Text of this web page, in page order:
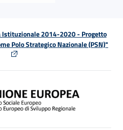
Istituzionale 2014-2020 - Progetto
Polo Strategico Nazionale (PSN)"